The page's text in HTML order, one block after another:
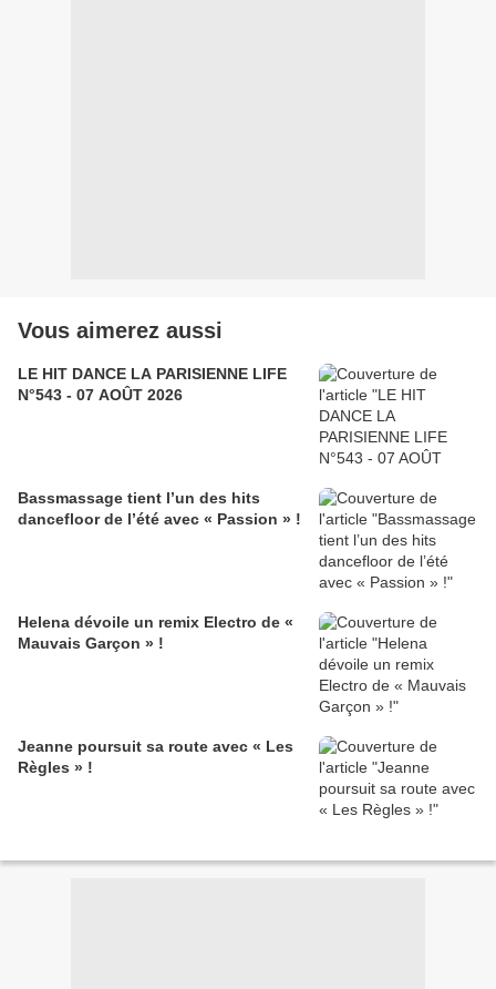
Vous aimerez aussi
LE HIT DANCE LA PARISIENNE LIFE
N°543 - 07 AOÛT 2026
Bassmassage tient l’un des hits
dancefloor de l’été avec « Passion » !
Helena dévoile un remix Electro de «
Mauvais Garçon » !
Jeanne poursuit sa route avec « Les
Règles » !